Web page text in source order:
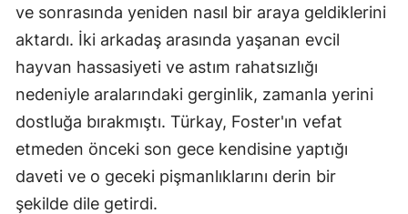
ve sonrasında yeniden nasıl bir araya geldiklerini
aktardı. İki arkadaş arasında yaşanan evcil
hayvan hassasiyeti ve astım rahatsızlığı
nedeniyle aralarındaki gerginlik, zamanla yerini
dostluğa bırakmıştı. Türkay, Foster'ın vefat
etmeden önceki son gece kendisine yaptığı
daveti ve o geceki pişmanlıklarını derin bir
şekilde dile getirdi.